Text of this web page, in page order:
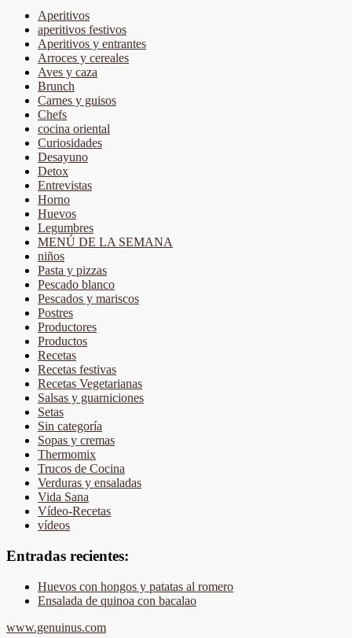
Aperitivos
aperitivos festivos
Aperitivos y entrantes
Arroces y cereales
Aves y caza
Brunch
Carnes y guisos
Chefs
cocina oriental
Curiosidades
Desayuno
Detox
Entrevistas
Horno
Huevos
Legumbres
MENÚ DE LA SEMANA
niños
Pasta y pizzas
Pescado blanco
Pescados y mariscos
Postres
Productores
Productos
Recetas
Recetas festivas
Recetas Vegetarianas
Salsas y guarniciones
Setas
Sin categoría
Sopas y cremas
Thermomix
Trucos de Cocina
Verduras y ensaladas
Vida Sana
Vídeo-Recetas
vídeos
Entradas recientes:
Huevos con hongos y patatas al romero
Ensalada de quinoa con bacalao
www.genuinus.com